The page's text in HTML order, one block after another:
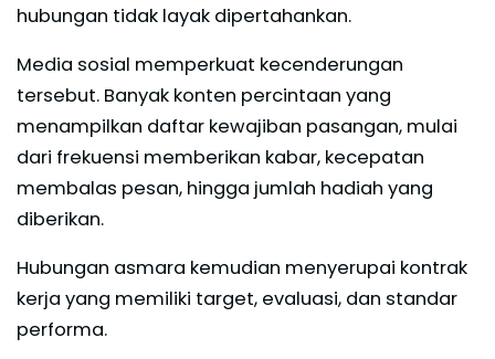
hubungan tidak layak dipertahankan.
Media sosial memperkuat kecenderungan
tersebut. Banyak konten percintaan yang
menampilkan daftar kewajiban pasangan, mulai
dari frekuensi memberikan kabar, kecepatan
membalas pesan, hingga jumlah hadiah yang
diberikan.
Hubungan asmara kemudian menyerupai kontrak
kerja yang memiliki target, evaluasi, dan standar
performa.